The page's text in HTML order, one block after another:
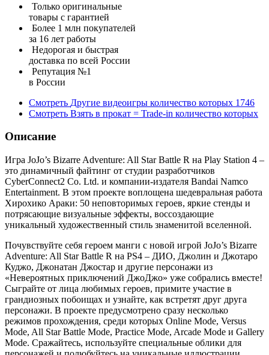
Только оригинальные
товары с гарантией
Более 1 млн покупателей
за 16 лет работы
Недорогая и быстрая
доставка по всей России
Репутация №1
в России
Смотреть Другие видеоигры количество которых 1746
Смотреть Взять в прокат = Trade-in количество которых
Описание
Игра JoJo’s Bizarre Adventure: All Star Battle R на Play Station 4 –
это динамичный файтинг от студии разработчиков
CyberConnect2 Co. Ltd. и компании-издателя Bandai Namco
Entertainment. В этом проекте воплощена шедевральная работа
Хирохико Араки: 50 неповторимых героев, яркие стенды и
потрясающие визуальные эффекты, воссоздающие
уникальный художественный стиль знаменитой вселенной.
Почувствуйте себя героем манги с новой игрой JoJo’s Bizarre
Adventure: All Star Battle R на PS4 – ДИО, Джолин и Джотаро
Куджо, Джонатан Джостар и другие персонажи из
«Невероятных приключений ДжоДжо» уже собрались вместе!
Сыграйте от лица любимых героев, примите участие в
грандиозных побоищах и узнайте, как встретят друг друга
персонажи. В проекте предусмотрено сразу несколько
режимов прохождения, среди которых Online Mode, Versus
Mode, All Star Battle Mode, Practice Mode, Arcade Mode и Gallery
Mode. Сражайтесь, используйте специальные облики для